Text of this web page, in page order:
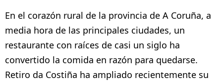
En el corazón rural de la provincia de A Coruña, a
media hora de las principales ciudades, un
restaurante con raíces de casi un siglo ha
convertido la comida en razón para quedarse.
Retiro da Costiña ha ampliado recientemente su